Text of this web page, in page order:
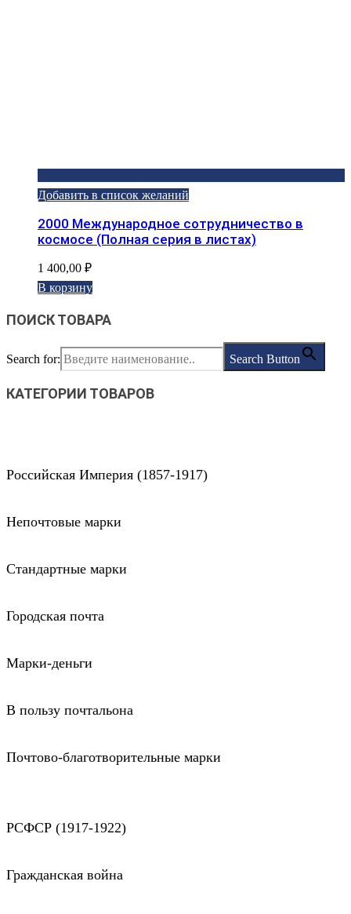
Добавить в список желаний
2000 Международное сотрудничество в
космосе (Полная серия в листах)
1 400,00 ₽
В корзину
ПОИСК ТОВАРА
Search for: Search Button
КАТЕГОРИИ ТОВАРОВ
Российская Империя (1857-1917)
Непочтовые марки
Стандартные марки
Городская почта
Марки-деньги
В пользу почтальона
Почтово-благотворительные марки
РСФСР (1917-1922)
Гражданская война